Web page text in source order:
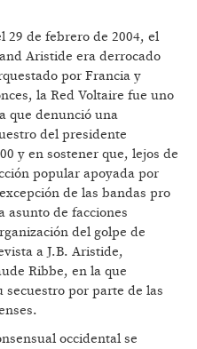
29 de febrero de 2004, el
Aristide era derrocado
por Francia y
la Red Voltaire fue uno
que denunció una
del presidente
y en sostener que, lejos de
popular apoyada por
de las bandas pro
asunto de facciones
del golpe de
a J.B. Aristide,
Ribbe, en la que
secuestro por parte de las
occidental se